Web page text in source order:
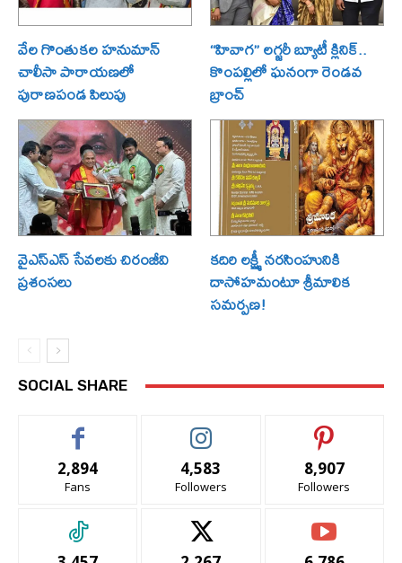
వేల గొంతుకల హనుమాన్
చాలీసా పారాయణలో
పురాణపండ పిలుపు
“హివాగ” లగ్జరీ బ్యూటీ క్లినిక్..
కొంపల్లిలో ఘనంగా రెండవ
బ్రాంచ్
వైఎస్ఎస్ సేవలకు చిరంజీవి
ప్రశంసలు
కదిరి లక్ష్మీ నరసింహునికి
దాసోహమంటూ శ్రీమాలిక
సమర్పణ!
SOCIAL SHARE
2,894
Fans
4,583
Followers
8,907
Followers